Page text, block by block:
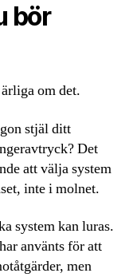
bör
om det.
stjäl ditt
Det
att välja system
inte i molnet.
system kan luras.
använts för att
men